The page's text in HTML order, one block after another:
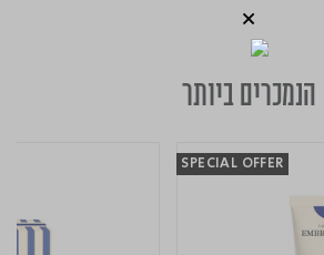
הנמכרים ביותר
SPECIAL OFFER